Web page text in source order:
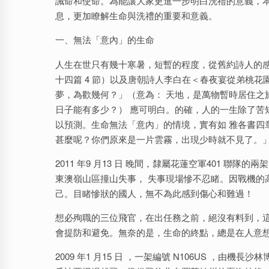
息，更加瞭解生命與洗禮的重要和意義。
一、無法「意內」的生命
人生在世只有幾十寒暑，短暫的程度，從舊約詩人
十四篇 4 節）以及唐朝詩人李白在＜春夜宴從弟桃
夢，為歡幾何？」（意為： 天地，是萬物暫時居住
日子能有多少？） 應可明白。的確，人的一生除了
以預測。生命無法「意內」的情境，實有如 雅各書
甚麼呢？你們原來是一片雲霧，出現少時就不見了。
2011 年9 月13 日 晚間，隸屬花蓮空軍401 聯隊的兩
東澳嶺山區撞山失事， 失事現場慘不忍睹。因戰機
己。目睹慘狀的國人，無不為此感到傷心和難過！
想必殉職的三位飛官，在出任務之前，絕沒有料到
會提防和避免。無奈的是，生命的終點，總是在人意
2009 年1 月15 日 ，一架編號 N106US ，由機長沙